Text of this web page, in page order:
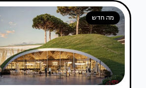
מה חדש